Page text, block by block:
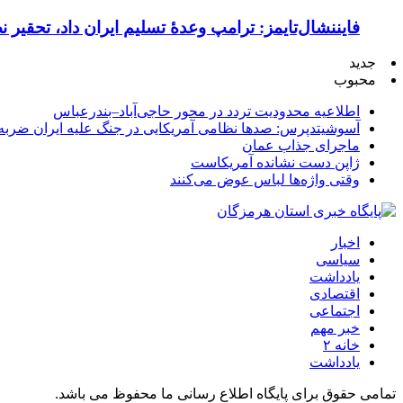
فایننشال‌تایمز: ترامپ وعدۀ تسلیم ایران داد،
جدید
محبوب
اطلاعیه محدودیت تردد در محور حاجی‌آباد–بندرعباس
آسوشیتدپرس: صدها نظامی آمریکایی در جنگ علیه ایران
ماجرای جذاب عمان
ژاپن دست نشانده آمریکاست
وقتی واژه‌ها لباس عوض می‌کنند
اخبار
سیاسی
یادداشت
اقتصادی
اجتماعی
خبر مهم
خانه ۲
یادداشت
تمامی حقوق برای پایگاه اطلاع رسانی ما محفوظ می باشد.